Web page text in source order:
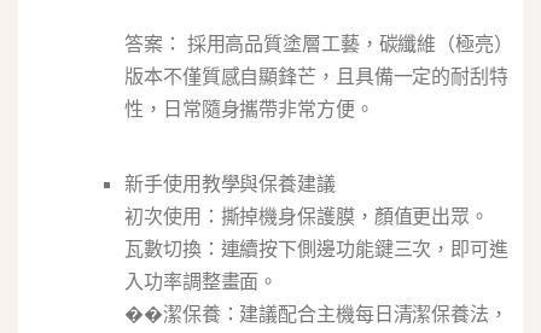
答案： 採用高品質塗層工藝，碳纖維（極亮）
版本不僅質感自顯鋒芒，且具備一定的耐刮特
性，日常隨身攜帶非常方便。
新手使用教學與保養建議
初次使用：撕掉機身保護膜，顏值更出眾。
瓦數切換：連續按下側邊功能鍵三次，即可進
入功率調整畫面。
��潔保養：建議配合主機每日清潔保養法，